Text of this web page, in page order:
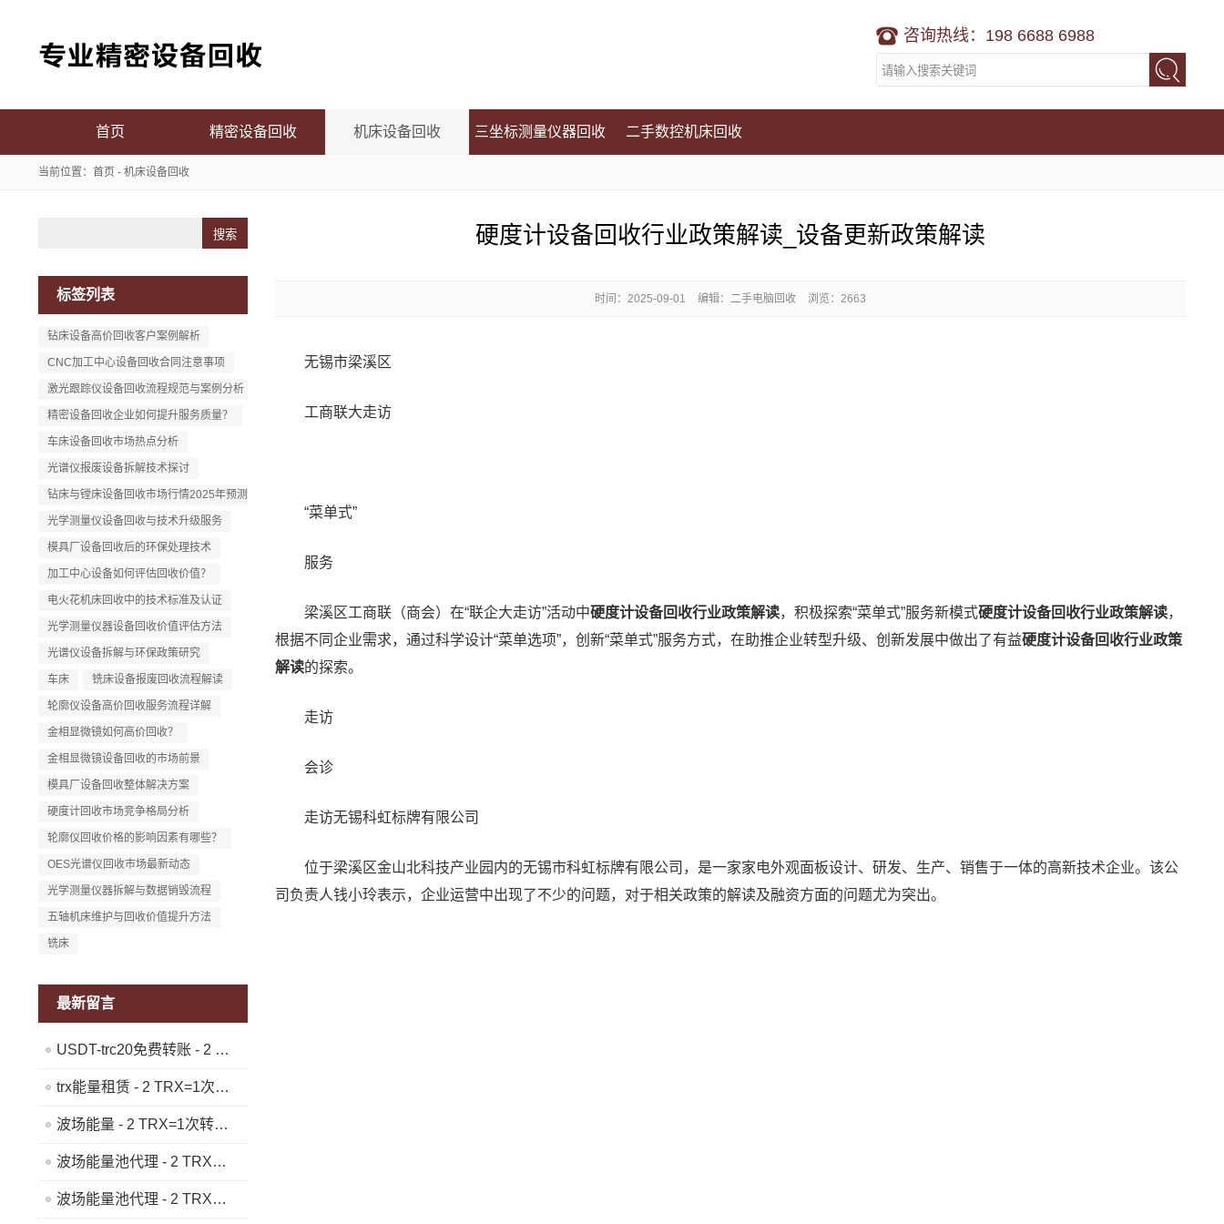
咨询热线：198 6688 6988
首页 精密设备回收 机床设备回收 三坐标测量仪器回收 二手数控机床回收
当前位置： 首页 - 机床设备回收
标签列表
钻床设备高价回收客户案例解析
CNC加工中心设备回收合同注意事项
激光跟踪仪设备回收流程规范与案例分析
精密设备回收企业如何提升服务质量？
车床设备回收市场热点分析
光谱仪报废设备拆解技术探讨
钻床与镗床设备回收市场行情2025年预测
光学测量仪设备回收与技术升级服务
模具厂设备回收后的环保处理技术
加工中心设备如何评估回收价值？
电火花机床回收中的技术标准及认证
光学测量仪器设备回收价值评估方法
光谱仪设备拆解与环保政策研究
车床 铣床设备报废回收流程解读
轮廓仪设备高价回收服务流程详解
金相显微镜如何高价回收？
金相显微镜设备回收的市场前景
模具厂设备回收整体解决方案
硬度计回收市场竞争格局分析
轮廓仪回收价格的影响因素有哪些？
OES光谱仪回收市场最新动态
光学测量仪器拆解与数据销毁流程
五轴机床维护与回收价值提升方法
铣床
最新留言
USDT-trc20免费转账 - 2 TRX=1次转账次数 直接节省80%!无视对方有没有U或者是否交易所,低于 2 TRX的都是钓鱼的骗子- 复制地址【THXfhfV6ThhYzt7d8mm4KL3dE5LWBbwb3s】转 2 TRX即可0手续费转账!TG机器人: @jzzTRXbot 官网: https://jzztrx.com
trx能量租赁 - 2 TRX=1次转账次数 直接节省80%!无视对方有没有U或者是否交易所,低于 2 TRX的都是钓鱼的骗子- 复制地址【THXfhfV6ThhYzt7d8mm4KL3dE5LWBbwb3s】转 2 TRX即可0手续费转账!TG机器人: @jzzTRXbot 官网: https://jzztrx.com
波场能量 - 2 TRX=1次转账次数 直接节省80%!无视对方有没有U或者是否交易所,低于 2 TRX的都是钓鱼的骗子- 复制地址【THXfhfV6ThhYzt7d8mm4KL3dE5LWBbwb3s】转 2 TRX即可0手续费转账!TG机器人: @jzzTRXbot 官网: https://jzztrx.com
波场能量池代理 - 2 TRX=1次转账次数 直接节省80%!无视对方有没有U或者是否交易所,低于 2 TRX的都是钓鱼的骗子- 复制地址【THXfhfV6ThhYzt7d8mm4KL3dE5LWBbwb3s】转 2 TRX即可0手续费转账!TG机器人: @jzzTRXbot 官网: https://jzztrx.com
波场能量池代理 - 2 TRX=1次转账次数 直接节省80%!无视对方有没有U或者是否交易所,低于 2 TRX的都是钓鱼的骗子- 复制地址【THXfhfV6ThhYzt7d8mm4KL3dE5LWBbwb3s】转 2 TRX即可0手续费转账!TG机器人: @jzzTRXbot 官网: https://jzztrx.com
硬度计设备回收行业政策解读_设备更新政策解读
时间： 2025-09-01 编辑：二手电脑回收 浏览：2663
无锡市梁溪区
工商联大走访
“菜单式”
服务
梁溪区工商联（商会）在“联企大走访”活动中硬度计设备回收行业政策解读，积极探索“菜单式”服务新模式硬度计设备回收行业政策解读，
根据不同企业需求，通过科学设计“菜单选项”，创新“菜单式”服务方式，在助推企业转型升级、创新发展中做出了有益硬度计设备回收行业政策
解读的探索。
走访
会诊
走访无锡科虹标牌有限公司
位于梁溪区金山北科技产业园内的无锡市科虹标牌有限公司，是一家家电外观面板设计、研发、生产、销售于一体的高新技术企业。该公
司负责人钱小玲表示，企业运营中出现了不少的问题，对于相关政策的解读及融资方面的问题尤为突出。